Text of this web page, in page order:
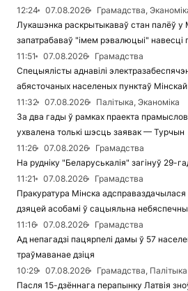
12:24
07.08.2026
Грамадства,
Лукашэнка раскрытыкаваў стан палёў у
запатрабаваў "імем рэвалюцыі" навесці
11:51
07.08.2026
Грамадства
Спецыялісты аднавілі
абясточаных населеных пунктаў Мінскай
11:32
07.08.2026
Палітыка, Эканоміка
За два гады ў рамках праекта
ухвалена толькі шэсць заявак — Турчын
11:26
07.08.2026
Грамадства
На рудніку "Беларуськалія" загінуў 29-
11:21
07.08.2026
Грамадства
Пракуратура Мінска адсправаздачылася
дзяцей асобамі ў сацыяльна
11:16
07.08.2026
Грамадства
Ад непагадзі пацярпелі дамы ў 57
траўмаванае дзіця
10:29
07.08.2026
Грамадства, Палітыка
Пасля 15-дзённага перапынку Латвія